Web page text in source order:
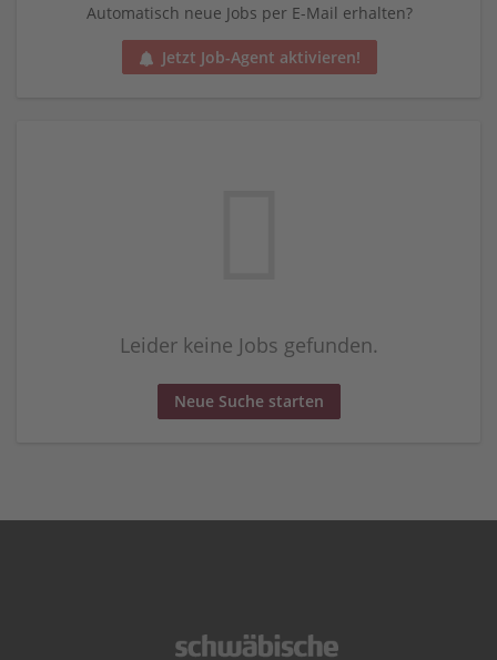
Automatisch neue Jobs per E-Mail erhalten?
Jetzt Job-Agent aktivieren!
Leider keine Jobs gefunden.
Neue Suche starten